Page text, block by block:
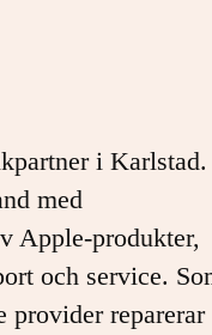
i Karlstad.
med
Apple-produkter,
och service.
provider